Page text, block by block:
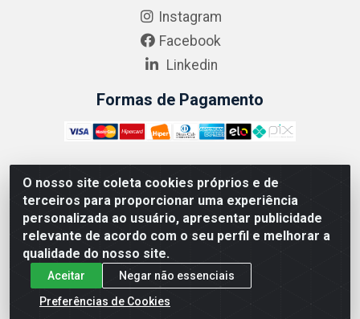
O nosso site coleta cookies próprios e de
terceiros para proporcionar uma experiência
personalizada ao usuário, apresentar publicidade
relevante de acordo com o seu perfil e melhorar a
qualidade do nosso site.
Aceitar
Negar não essenciais
Preferências de Cookies
Instagram
Facebook
Linkedin
Formas de Pagamento
ABRASEG COMÉRCIO ATACADISTA LTDA - CNPJ:
10.894.768/0001-00 - Avenida Lobo Júnior, 1045 -
Penha Circular - Rio de Janeiro - RJ - CEP 21020-124